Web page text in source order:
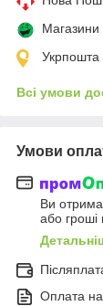
Магазини
Укрпошта
Всі умови
Умови
Ви
або гроші
Оплата